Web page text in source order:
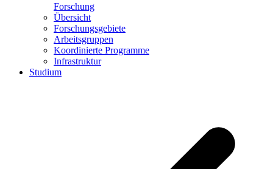
Forschung
Übersicht
Forschungsgebiete
Arbeitsgruppen
Koordinierte Programme
Infrastruktur
Studium